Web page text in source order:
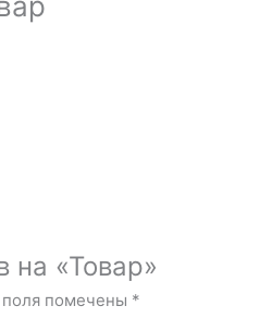
на «Товар»
помечены *